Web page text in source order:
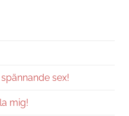
sex!
mig!